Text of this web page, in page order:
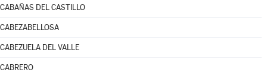
CABAÑAS DEL CASTILLO
CABEZABELLOSA
CABEZUELA DEL VALLE
CABRERO